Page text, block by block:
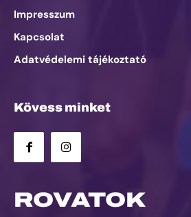
Impresszum
Kapcsolat
Adatvédelemi tájékoztató
Kövess minket
ROVATOK